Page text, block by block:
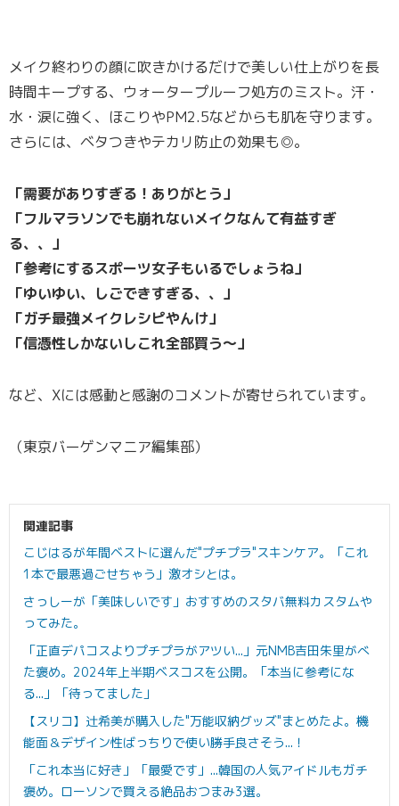
メイク終わりの顔に吹きかけるだけで美しい仕上がりを長
時間キープする、ウォータープルーフ処方のミスト。汗・
水・涙に強く、ほこりやPM2.5などからも肌を守ります。
さらには、ベタつきやテカリ防止の効果も◎。
「需要がありすぎる！ありがとう」
「フルマラソンでも崩れないメイクなんて有益すぎ
る、、」
「参考にするスポーツ女子もいるでしょうね」
「ゆいゆい、しごできすぎる、、」
「ガチ最強メイクレシピやんけ」
「信憑性しかないしこれ全部買う～」
など、Xには感動と感謝のコメントが寄せられています。
（東京バーゲンマニア編集部）
関連記事
こじはるが年間ベストに選んだ"プチプラ"スキンケア。「これ
1本で最悪過ごせちゃう」激オシとは。
さっしーが「美味しいです」おすすめのスタバ無料カスタムや
ってみた。
「正直デパコスよりプチプラがアツい...」元NMB吉田朱里がべ
た褒め。2024年上半期ベスコスを公開。「本当に参考にな
る...」「待ってました」
【スリコ】辻希美が購入した"万能収納グッズ"まとめたよ。機
能面＆デザイン性ばっちりで使い勝手良さそう...！
「これ本当に好き」「最愛です」...韓国の人気アイドルもガチ
褒め。ローソンで買える絶品おつまみ3選。